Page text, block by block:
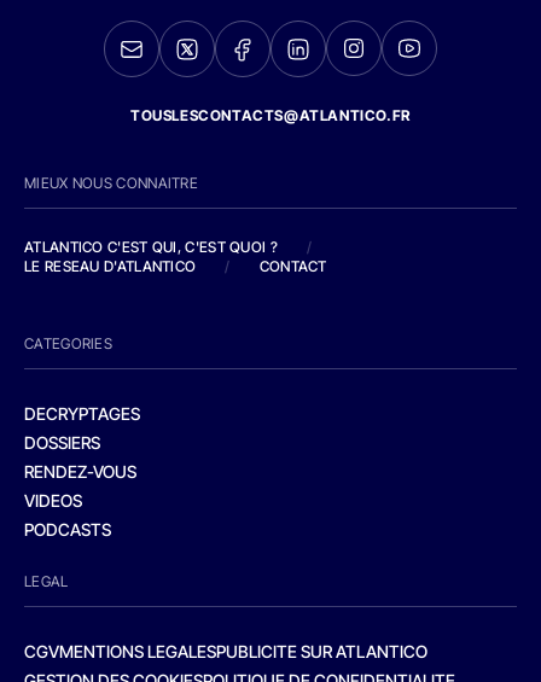
TOUSLESCONTACTS@ATLANTICO.FR
MIEUX NOUS CONNAITRE
ATLANTICO C'EST QUI, C'EST QUOI ?
/
LE RESEAU D'ATLANTICO
/ CONTACT
CATEGORIES
DECRYPTAGES
DOSSIERS
RENDEZ-VOUS
VIDEOS
PODCASTS
LEGAL
CGVMENTIONS LEGALESPUBLICITE SUR ATLANTICO